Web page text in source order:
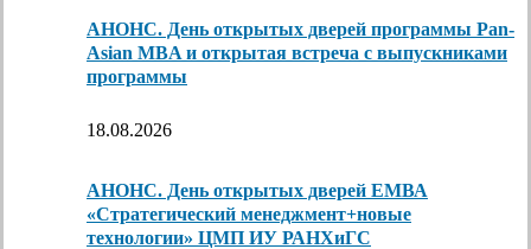
АНОНС. День открытых дверей программы Pan-
Asian MBA и открытая встреча с выпускниками
программы
18.08.2026
АНОНС. День открытых дверей ЕМВА
«Стратегический менеджмент+новые
технологии» ЦМП ИУ РАНХиГС